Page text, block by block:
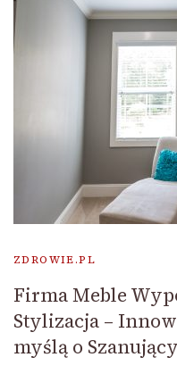
ZDROWIE.PL
Firma Meble
Stylizacja –
myślą o